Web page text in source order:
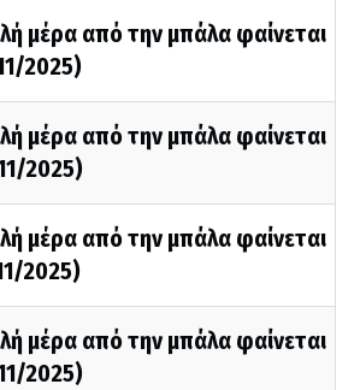
μέρα από την μπάλα φαίνεται
2025)
μέρα από την μπάλα φαίνεται
2025)
μέρα από την μπάλα φαίνεται
2025)
μέρα από την μπάλα φαίνεται
2025)